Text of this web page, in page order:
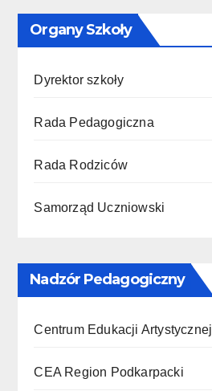
Organy Szkoły
Dyrektor szkoły
Rada Pedagogiczna
Rada Rodziców
Samorząd Uczniowski
Nadzór Pedagogiczny
Centrum Edukacji Artystycznej
CEA Region Podkarpacki